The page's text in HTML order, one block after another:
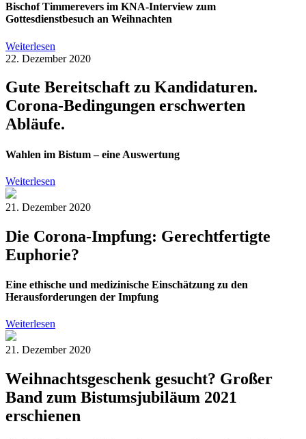
Bischof Timmerevers im KNA-Interview zum
Gottesdienstbesuch an Weihnachten
Weiterlesen
22. Dezember 2020
Gute Bereitschaft zu Kandidaturen.
Corona-Bedingungen erschwerten
Abläufe.
Wahlen im Bistum – eine Auswertung
Weiterlesen
21. Dezember 2020
Die Corona-Impfung: Gerechtfertigte
Euphorie?
Eine ethische und medizinische Einschätzung zu den
Herausforderungen der Impfung
Weiterlesen
21. Dezember 2020
Weihnachtsgeschenk gesucht? Großer
Band zum Bistumsjubiläum 2021
erschienen